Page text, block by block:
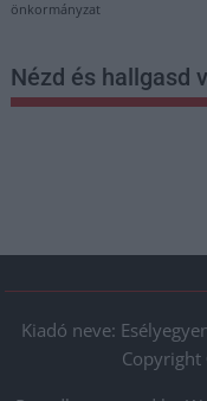
önkormányzat
Nézd és hallgasd
Kiadó neve: